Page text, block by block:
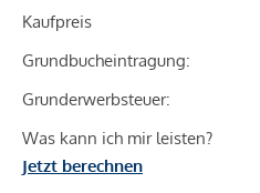
Kaufpreis
Grundbucheintragung:
Grunderwerbsteuer:
Was kann ich mir leisten?
Jetzt berechnen